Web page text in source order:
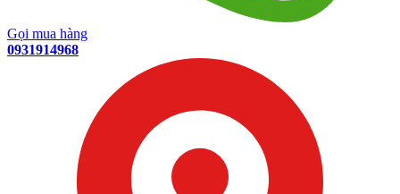
Gọi mua hàng
0931914968